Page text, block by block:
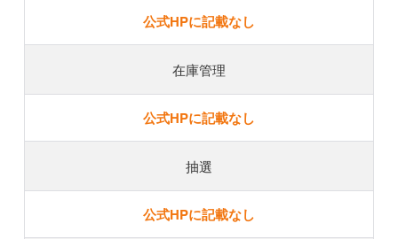
公式HPに記載なし
在庫管理
公式HPに記載なし
抽選
公式HPに記載なし